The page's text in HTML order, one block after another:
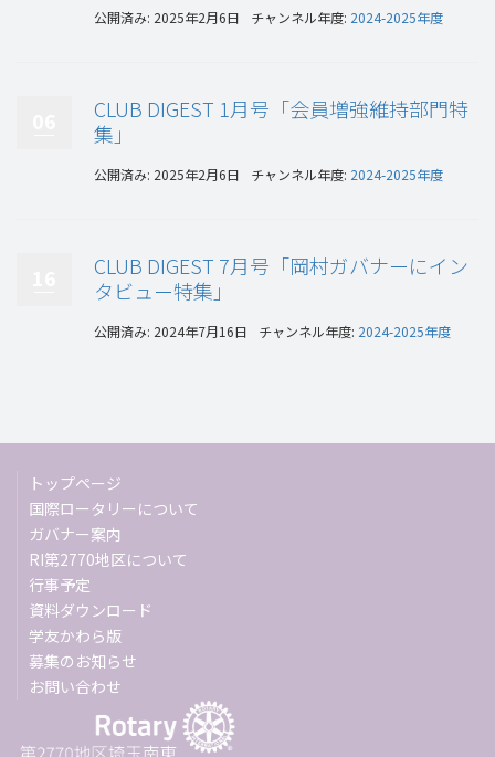
公開済み: 2025年2月6日 チャンネル年度: 2024-2025年度
CLUB DIGEST 1月号「会員増強維持部門特
集」
公開済み: 2025年2月6日 チャンネル年度: 2024-2025年度
CLUB DIGEST 7月号「岡村ガバナーにイン
タビュー特集」
公開済み: 2024年7月16日 チャンネル年度: 2024-2025年度
トップページ
国際ロータリーについて
ガバナー案内
RI第2770地区について
行事予定
資料ダウンロード
学友かわら版
募集のお知らせ
お問い合わせ